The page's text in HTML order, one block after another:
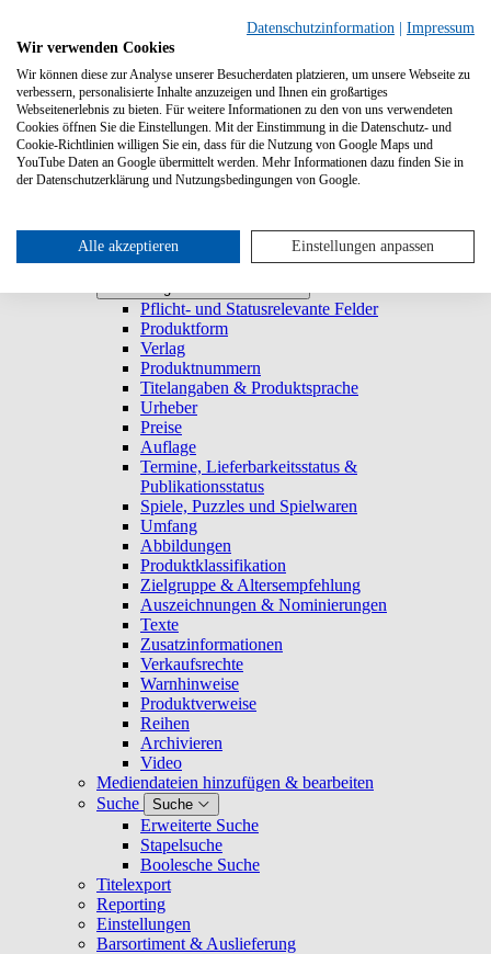
Systemanforderungen
Verlage
Verlage
Log-in
Startseite
Trefferliste
Trefferliste
Titel duplizieren & E-Book generieren
Historie
Titeldetailansicht
Titel anlegen und bearbeiten
Pflicht- und Statusrelevante Felder
Produktform
Verlag
Produktnummern
Titelangaben & Produktsprache
Urheber
Preise
Auflage
Termine, Lieferbarkeitsstatus &
Publikationsstatus
Spiele, Puzzles und Spielwaren
Umfang
Abbildungen
Produktklassifikation
Zielgruppe & Altersempfehlung
Auszeichnungen & Nominierungen
Texte
Zusatzinformationen
Verkaufsrechte
Warnhinweise
Produktverweise
Reihen
Archivieren
Video
Mediendateien hinzufügen & bearbeiten
Suche
Suche
Erweiterte Suche
Stapelsuche
Boolesche Suche
Titelexport
Reporting
Einstellungen
Barsortiment & Auslieferung
Datenschutzinformation
Impressum
Wir verwenden Cookies
Wir können diese zur Analyse unserer Besucherdaten platzieren, um unsere Webseite zu
verbessern, personalisierte Inhalte anzuzeigen und Ihnen ein großartiges
Webseitenerlebnis zu bieten. Für weitere Informationen zu den von uns verwendeten
Cookies öffnen Sie die Einstellungen. Mit der Einstimmung in die Datenschutz- und
Cookie-Richtlinien willigen Sie ein, dass für die Nutzung von Google Maps und
YouTube Daten an Google übermittelt werden. Mehr Informationen dazu finden Sie in
der Datenschutzerklärung und Nutzungsbedingungen von Google.
Alle akzeptieren Einstellungen anpassen